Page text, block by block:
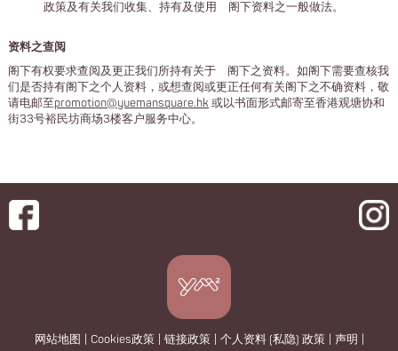
政策及有关我们收集、持有及使用 阁下资料之一般做法。
资料之查阅
阁下有权要求查阅及更正我们所持有关于 阁下之资料。如阁下需要查核我
们是否持有阁下之个人资料，或想查阅或更正任何有关阁下之不确资料，敬
请电邮至promotion@yuemansquare.hk或以书面形式邮寄至香港观塘协和
街33号裕民坊商场3楼客户服务中心。
网站地图 Cookies政策 链接政策 个人资料 (私隐) 政策 声明